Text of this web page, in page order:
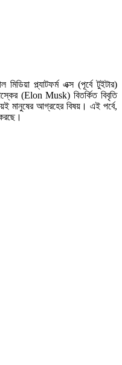
প্ল্যাটফর্ম এক্স (পূর্বে টুইটার)
(Elon Musk) বিতর্কিত বিবৃতি
মানুষের আগ্রহের বিষয়। এই পর্বে,